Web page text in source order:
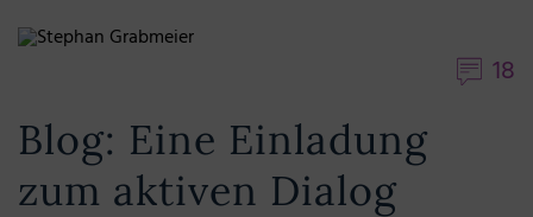
18
Blog: Eine Einladung
zum aktiven Dialog